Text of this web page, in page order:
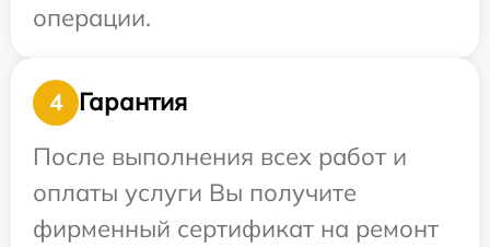
операции.
4
Гарантия
После выполнения всех работ и
оплаты услуги Вы получите
фирменный сертификат на ремонт